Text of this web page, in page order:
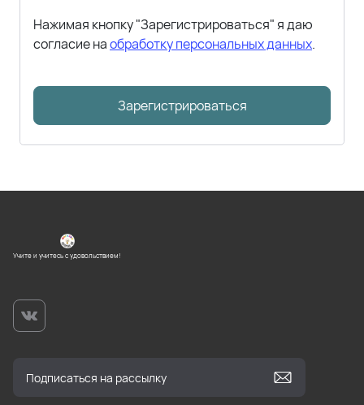
Нажимая кнопку "Зарегистрироваться" я даю
согласие наобработку персональных данных.
Зарегистрироваться
Учите и учитесь с удовольствием!